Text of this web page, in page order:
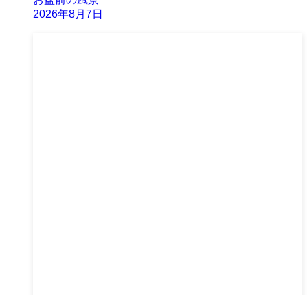
2026年8月7日